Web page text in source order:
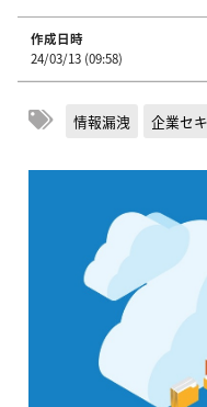
作成日時
24/03/13 (09:58)
情報漏洩 企業セ